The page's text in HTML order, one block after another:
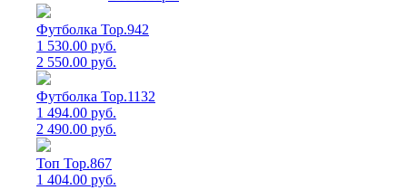
Футболка Top.942
1 530.00 руб.
2 550.00 руб.
Футболка Top.1132
1 494.00 руб.
2 490.00 руб.
Топ Top.867
1 404.00 руб.